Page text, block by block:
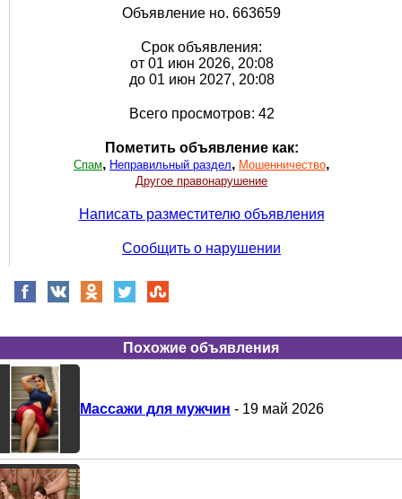
Объявление но. 663659
Срок объявления:
от 01 июн 2026, 20:08
до 01 июн 2027, 20:08
Всего просмотров: 42
Пометить объявление как:
Спам, Неправильный раздел, Мошенничество,
Другое правонарушение
Написать разместителю объявления
Сообщить о нарушении
Похожие объявления
Массажи для мужчин - 19 май 2026